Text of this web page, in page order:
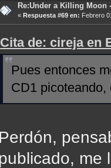
Re:Under a Killing Moon
« Respuesta #69 en: Febrero
Cita de: cireja en
Pues entonces
CD1 picoteando,
Perdón,
me